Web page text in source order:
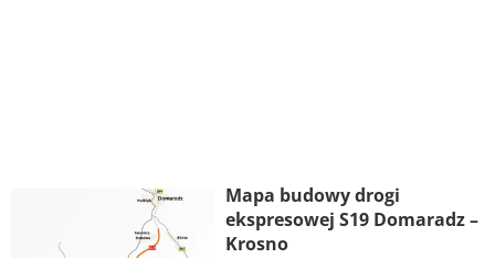
Mapa budowy drogi
ekspresowej S19 Domaradz –
Krosno